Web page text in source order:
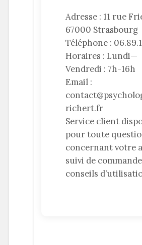
Adresse : 11 rue
67000 Strasbourg
Téléphone :
Horaires : Lundi—
Vendredi : 7h-16h
Email :
richert.fr
Service client
pour toute
concernant votre
suivi de
conseils